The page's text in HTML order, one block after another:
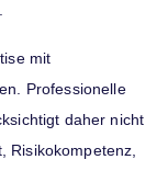
mit
Professionelle
daher nicht
Risikokompetenz,